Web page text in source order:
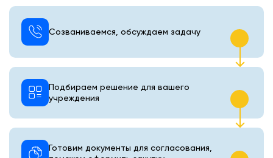
Созваниваемся, обсуждаем задачу
Подбираем решение для вашего
учреждения
Готовим документы для согласования,